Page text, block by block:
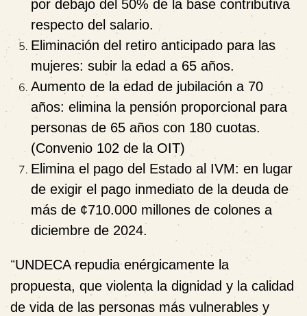
por debajo del 50% de la base contributiva
respecto del salario.
Eliminación del retiro anticipado para las
mujeres: subir la edad a 65 años.
Aumento de la edad de jubilación a 70
años: elimina la pensión proporcional para
personas de 65 años con 180 cuotas.
(Convenio 102 de la OIT)
Elimina el pago del Estado al IVM: en lugar
de exigir el pago inmediato de la deuda de
más de ¢710.000 millones de colones a
diciembre de 2024.
“UNDECA repudia enérgicamente la
propuesta, que violenta la dignidad y la calidad
de vida de las personas más vulnerables y